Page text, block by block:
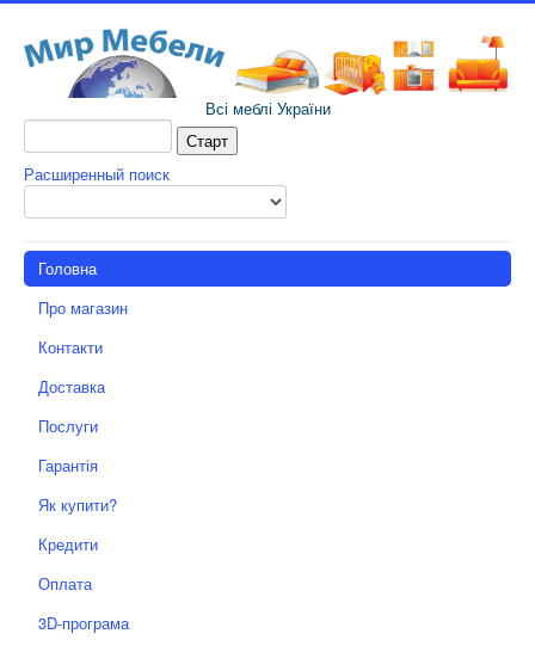
Всі меблі України
Расширенный поиск
Головна
Про магазин
Контакти
Доставка
Послуги
Гарантія
Як купити?
Кредити
Оплата
3D-програма